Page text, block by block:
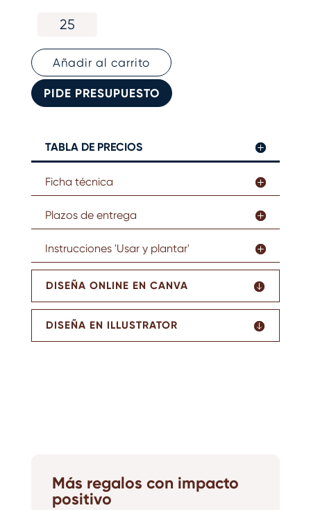
papel
estuche
cantidad
Añadir al carrito
PIDE PRESUPUESTO
TABLA DE PRECIOS
Ficha técnica
Plazos de entrega
Instrucciones 'Usar y plantar'
DISEÑA ONLINE EN CANVA
DISEÑA EN ILLUSTRATOR
Más regalos con impacto
positivo